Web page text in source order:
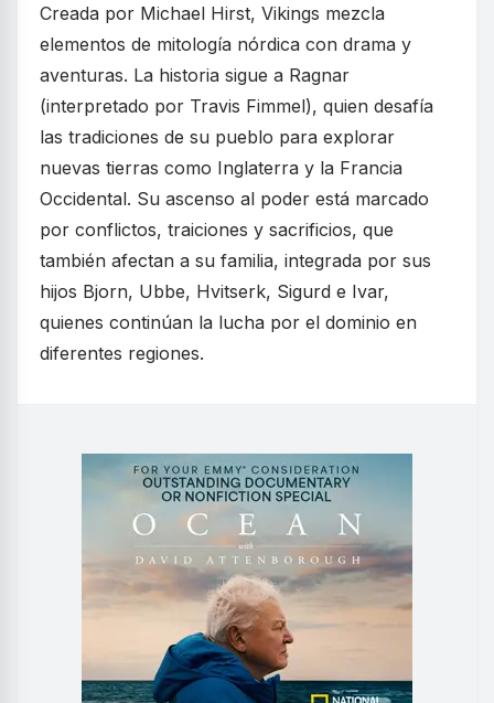
Creada por Michael Hirst, Vikings mezcla
elementos de mitología nórdica con drama y
aventuras. La historia sigue a Ragnar
(interpretado por Travis Fimmel), quien desafía
las tradiciones de su pueblo para explorar
nuevas tierras como Inglaterra y la Francia
Occidental. Su ascenso al poder está marcado
por conflictos, traiciones y sacrificios, que
también afectan a su familia, integrada por sus
hijos Bjorn, Ubbe, Hvitserk, Sigurd e Ivar,
quienes continúan la lucha por el dominio en
diferentes regiones.